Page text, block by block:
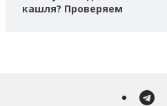
кашля? Проверяем